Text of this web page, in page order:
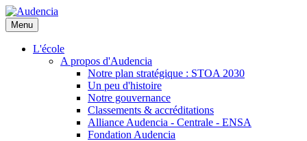
Aller
au
contenu
principal
Menu
L'école
A propos d'Audencia
Notre plan stratégique : STOA 2030
Un peu d'histoire
Notre gouvernance
Classements & accréditations
Alliance Audencia - Centrale - ENSA
Fondation Audencia